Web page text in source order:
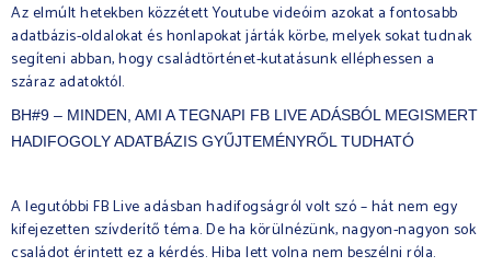
Az elmúlt hetekben közzétett Youtube videóim azokat a fontosabb
adatbázis-oldalokat és honlapokat járták körbe, melyek sokat tudnak
segíteni abban, hogy családtörténet-kutatásunk elléphessen a
száraz adatoktól.
BH#9 – MINDEN, AMI A TEGNAPI FB LIVE ADÁSBÓL MEGISMERT
HADIFOGOLY ADATBÁZIS GYŰJTEMÉNYRŐL TUDHATÓ
A legutóbbi FB Live adásban hadifogságról volt szó – hát nem egy
kifejezetten szívderítő téma. De ha körülnézünk, nagyon-nagyon sok
családot érintett ez a kérdés. Hiba lett volna nem beszélni róla.